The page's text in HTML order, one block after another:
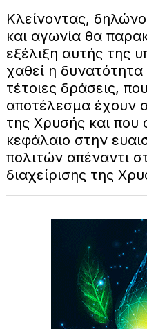
Κλείνοντας,
και αγωνία θα
εξέλιξη αυτής της
χαθεί η δυνατότητα
τέτοιες δράσεις,
αποτέλεσμα έχουν
της Χρυσής και
κεφάλαιο στην
πολιτών απέναντι
διαχείρισης της